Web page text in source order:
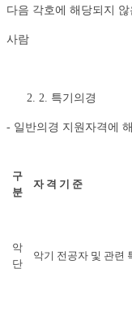
다음 각호에 해당되지 않
사람
2. 특기의경
- 일반의경 지원자격에
구
분
자 격 기 준
악
단
악기 전공자 및 관련